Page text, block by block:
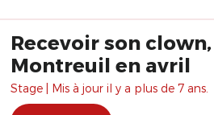
Recevoir son
Montreuil en avril
Stage | Mis à jour il y a plus de 7 ans.